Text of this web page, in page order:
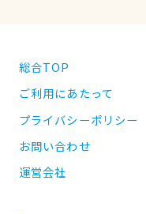
総合TOP
ご利用にあたって
プライバシーポリシー
お問い合わせ
運営会社